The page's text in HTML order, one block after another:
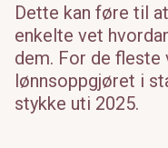
Dette kan føre til
enkelte vet
dem. For de fleste
lønnsoppgjøret i
stykke uti 2025.